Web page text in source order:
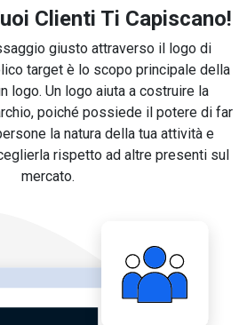
Clienti Ti Capiscano!
giusto attraverso il logo di
target è lo scopo principale della
logo. Un logo aiuta a costruire la
poiché possiede il potere di far
la natura della tua attività e
rispetto ad altre presenti sul
mercato.